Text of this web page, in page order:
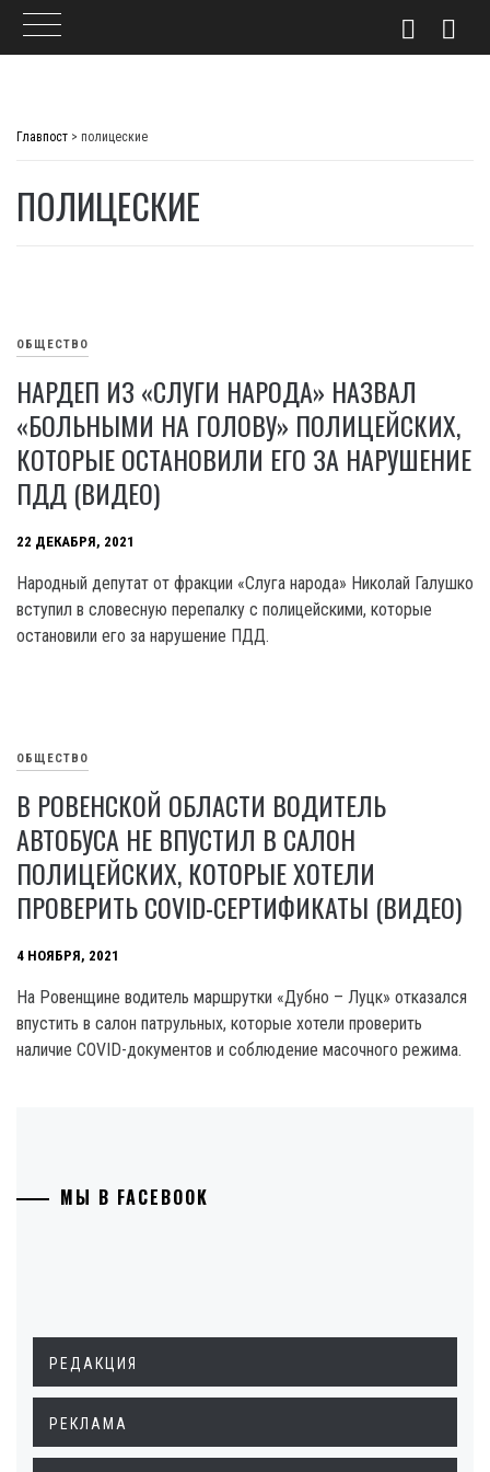
Главпост > полицеские
ПОЛИЦЕСКИЕ
ОБЩЕСТВО
НАРДЕП ИЗ «СЛУГИ НАРОДА» НАЗВАЛ
«БОЛЬНЫМИ НА ГОЛОВУ» ПОЛИЦЕЙСКИХ,
КОТОРЫЕ ОСТАНОВИЛИ ЕГО ЗА НАРУШЕНИЕ
ПДД (ВИДЕО)
22 ДЕКАБРЯ, 2021
Народный депутат от фракции «Слуга народа» Николай Галушко
вступил в словесную перепалку с полицейскими, которые
остановили его за нарушение ПДД.
ОБЩЕСТВО
В РОВЕНСКОЙ ОБЛАСТИ ВОДИТЕЛЬ
АВТОБУСА НЕ ВПУСТИЛ В САЛОН
ПОЛИЦЕЙСКИХ, КОТОРЫЕ ХОТЕЛИ
ПРОВЕРИТЬ COVID-СЕРТИФИКАТЫ (ВИДЕО)
4 НОЯБРЯ, 2021
На Ровенщине водитель маршрутки «Дубно – Луцк» отказался
впустить в салон патрульных, которые хотели проверить
наличие COVID-документов и соблюдение масочного режима.
МЫ В FACEBOOK
РЕДАКЦИЯ
РЕКЛАМА